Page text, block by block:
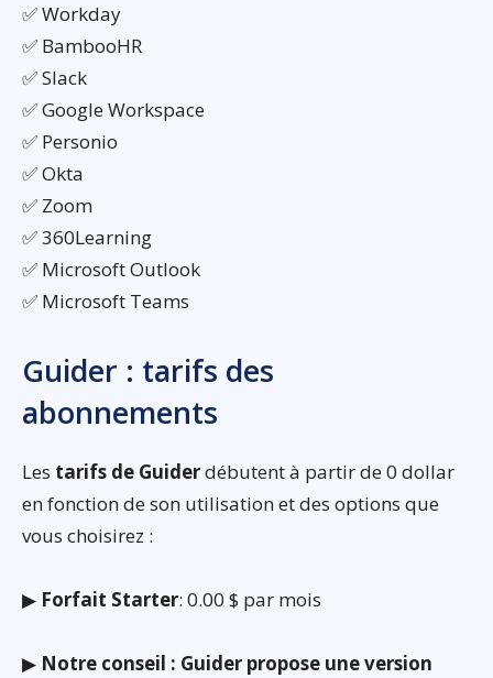
✅ Workday
✅ BambooHR
✅ Slack
✅ Google Workspace
✅ Personio
✅ Okta
✅ Zoom
✅ 360Learning
✅ Microsoft Outlook
✅ Microsoft Teams
Guider : tarifs des
abonnements
Les tarifs de Guiderdébutent à partir de 0 dollar
en fonction de son utilisation et des options que
vous choisirez :
▶ Forfait Starter: 0.00 $ par mois
▶ Notre conseil : Guider propose une version